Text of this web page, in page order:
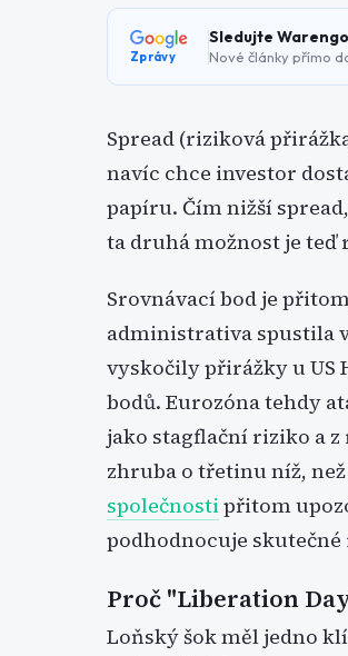
Zprávy
Sledujte
Nové články přímo
Spread (riziková
navíc chce investor
papíru. Čím nižší
ta druhá možnost je teď
Srovnávací bod je
administrativa spustila
vyskočily přirážky u US
bodů. Eurozóna tehdy
jako stagflační riziko a z
zhruba o třetinu níž,
společnostipřitom
podhodnocuje
Proč "Liberation
Loňský šok měl jedno